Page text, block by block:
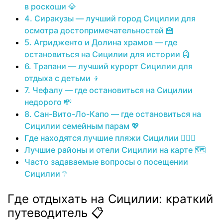
в роскоши 💎
4. Сиракузы — лучший город Сицилии для
осмотра достопримечательностей 🏫
5. Агридженто и Долина храмов — где
остановиться на Сицилии для истории 🗿
6. Трапани — лучший курорт Сицилии для
отдыха с детьми 👦
7. Чефалу — где остановиться на Сицилии
недорого 💸
8. Сан-Вито-Ло-Капо — где остановиться на
Сицилии семейным парам 💖
Где находятся лучшие пляжи Сицилии 🏄🏻‍♀️️
Лучшие районы и отели Сицилии на карте 🗺
Часто задаваемые вопросы о посещении
Сицилии ❔
Где отдыхать на Сицилии: краткий
путеводитель 📋